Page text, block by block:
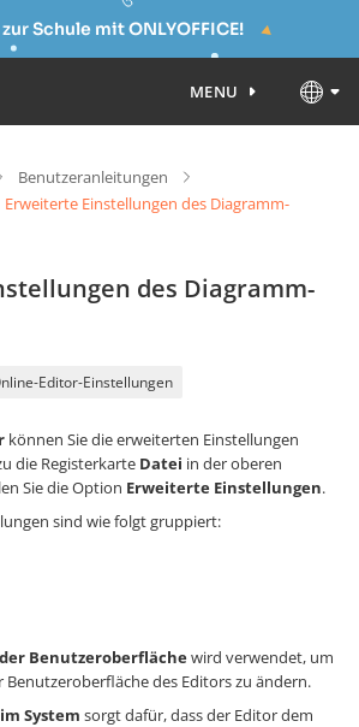
Schule mit ONLYOFFICE!
MENU
Benutzeranleitungen
Erweiterte Einstellungen des Diagramm-
des Diagramm-
Editor-Einstellungen
können Sie die erweiterten Einstellungen
die Registerkarte Datei in der oberen
Sie die Option Erweiterte Einstellungen.
sind wie folgt gruppiert:
Benutzeroberflächewird verwendet, um
Benutzeroberfläche des Editors zu ändern.
System sorgt dafür, dass der Editor dem